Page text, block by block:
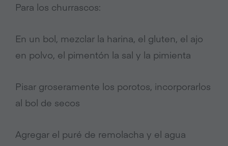
Para los churrascos:
En un bol, mezclar la harina, el gluten, el ajo
en polvo, el pimentón la sal y la pimienta
Pisar groseramente los porotos, incorporarlos
al bol de secos
Agregar el puré de remolacha y el agua